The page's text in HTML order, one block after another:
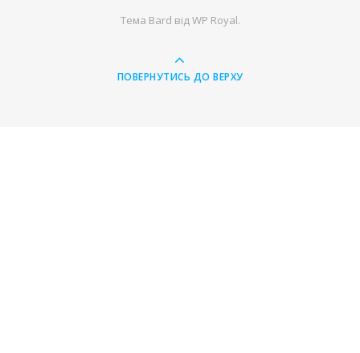
Тема Bard відWP Royal.
ПОВЕРНУТИСЬ ДО ВЕРХУ